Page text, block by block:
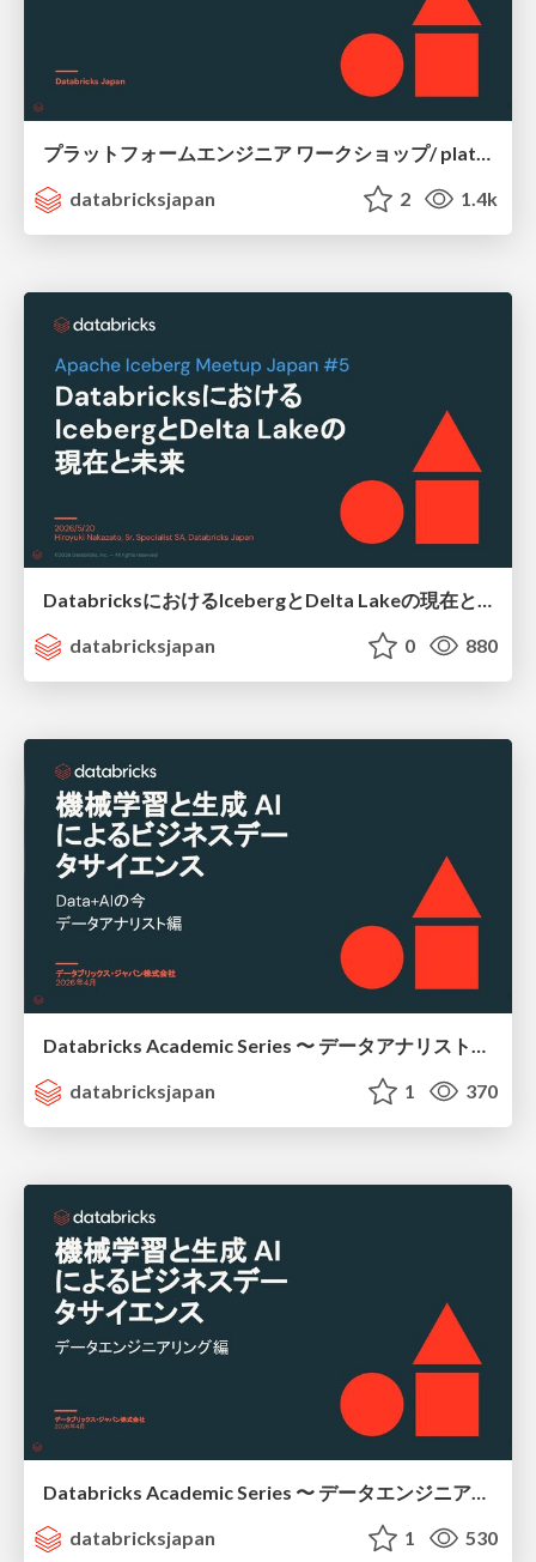
プラットフォームエンジニア ワークショップ/ platform-workshop
databricksjapan
2 1.4k
DatabricksにおけるIcebergとDelta Lakeの現在と未来 / The Present and Future of Iceberg and Delta Lake in Databricks
databricksjapan
0 880
Databricks Academic Series 〜 データアナリスト編 〜 / academic-series-data-analyst
databricksjapan
1 370
databricksjapan
1 530